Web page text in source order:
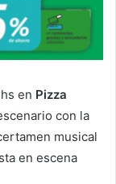
en Pizza
con la
musical
en escena